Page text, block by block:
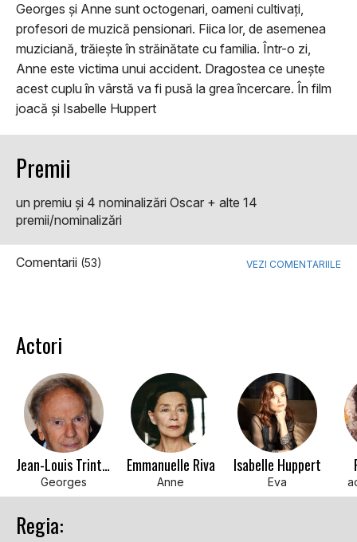
Georges și Anne sunt octogenari, oameni cultivați,
profesori de muzică pensionari. Fiica lor, de asemenea
muziciană, trăiește în străinătate cu familia. Într-o zi,
Anne este victima unui accident. Dragostea ce unește
acest cuplu în vârstă va fi pusă la grea încercare. În film
joacă și Isabelle Huppert
Premii
un premiu şi 4 nominalizări Oscar + alte 14
premii/nominalizări
Comentarii (53) VEZI COMENTARIILE
Actori
Jean-Louis Trintignant
Georges
Emmanuelle Riva
Anne
Isabelle Huppert
Eva
Regia: